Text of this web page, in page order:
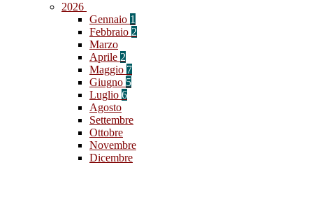
2026
Gennaio 1
Febbraio 2
Marzo
Aprile 2
Maggio 7
Giugno 5
Luglio 6
Agosto
Settembre
Ottobre
Novembre
Dicembre